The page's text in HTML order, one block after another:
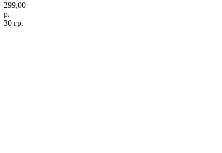
299,00
р.
30 гр.